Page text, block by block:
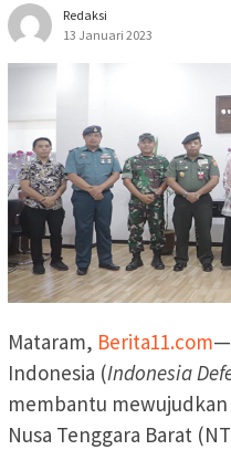
Redaksi
13 Januari 2023
Mataram, Berita11.com—
Indonesia (Indonesia
membantu
Nusa Tenggara Barat